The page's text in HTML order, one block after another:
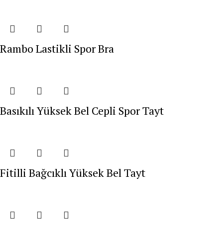
Rambo Lastikli Spor Bra
Basıkılı Yüksek Bel Cepli Spor Tayt
Fitilli Bağcıklı Yüksek Bel Tayt